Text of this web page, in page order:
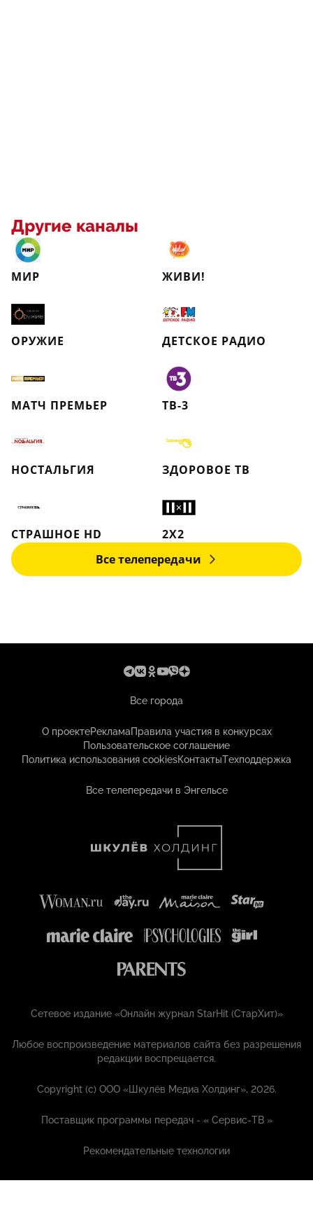
Другие каналы
МИР ЖИВИ!
ОРУЖИЕ ДЕТСКОЕ РАДИО
МАТЧ ПРЕМЬЕР ТВ-3
НОСТАЛЬГИЯ ЗДОРОВОЕ ТВ
СТРАШНОЕ HD
2X2
Все телепередачи
Все города
О проектеРекламаПравила участия в конкурсах
Пользовательское соглашение
Политика использования cookiesКонтактыТехподдержка
Все телепередачи в Энгельсе
Сетевое издание «Онлайн журнал StarHit (СтарХит)»
Любое воспроизведение материалов сайта без разрешения
редакции воспрещается.
Copyright (с) ООО «Шкулёв Медиа Холдинг», 2026.
Поставщик программы передач - «Сервис-ТВ »
Рекомендательные технологии